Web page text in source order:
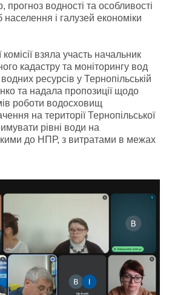
прогноз водності та особливості
і галузей економіки
взяла участь начальник
кадастру та моніторингу вод
ресурсів у Тернопільській
та надала пропозиції щодо
роботи водосховищ
на території Тернопільської
рівні води на
до НПР, з витратами в межах